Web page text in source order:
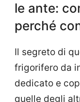
le ante:
perché
Il segreto di
frigorifero da
dedicato e
quelle degli